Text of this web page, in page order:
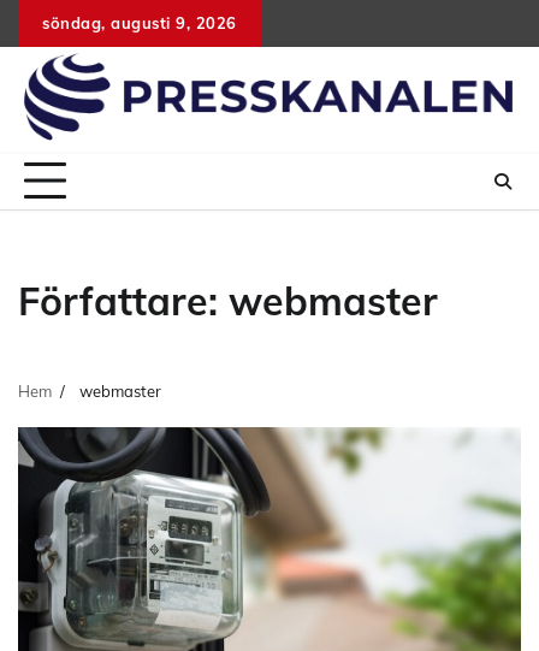
Hoppa
till
innehåll
söndag, augusti 9, 2026
Författare: webmaster
Hem webmaster